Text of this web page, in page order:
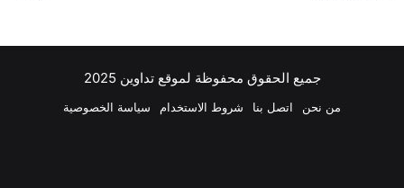
جميع الحقوق محفوظة لموقع تداوين 2025
من نحن اتصل بنا شروط الاستخدام سياسة الخصوصية